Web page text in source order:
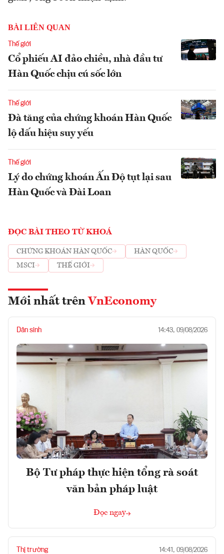
BÀI LIÊN QUAN
Thế giới
Cổ phiếu AI đảo chiều, nhà đầu tư
Hàn Quốc chịu cú sốc lớn
Thế giới
Đà tăng của chứng khoán Hàn Quốc
lộ dấu hiệu suy yếu
Thế giới
Lý do chứng khoán Ấn Độ tụt lại sau
Hàn Quốc và Đài Loan
ĐỌC BÀI THEO TỪ KHOÁ
CHỨNG KHOÁN HÀN QUỐC
HÀN QUỐC
MSCI
THẾ GIỚI
Mới nhất trên VnEconomy
Dân sinh 14:43, 09/08/2026
Bộ Tư pháp thực hiện tổng rà soát
văn bản pháp luật
Đọc ngay
Thị trường 14:41, 09/08/2026